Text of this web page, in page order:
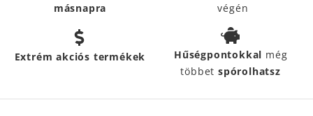
másnapra
végén
Extrém akciós termékek Hűségpontokkal még
többetspórolhatsz